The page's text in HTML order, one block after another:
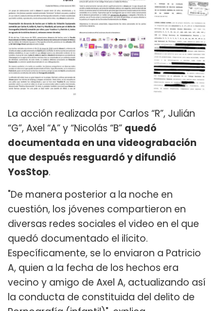
La acción realizada por Carlos “R”, Julián
“G”, Axel “A” y “Nicolás “B” quedó
documentada en una videograbación
que después resguardó y difundió
YosStop.
"De manera posterior a la noche en
cuestión, los jóvenes compartieron en
diversas redes sociales el video en el que
quedó documentado el ilícito.
Específicamente, se lo enviaron a Patricio
A, quien a la fecha de los hechos era
vecino y amigo de Axel A, actualizando así
la conducta de constituida del delito de